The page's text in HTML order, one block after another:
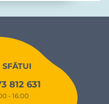
812 631
- 16:00